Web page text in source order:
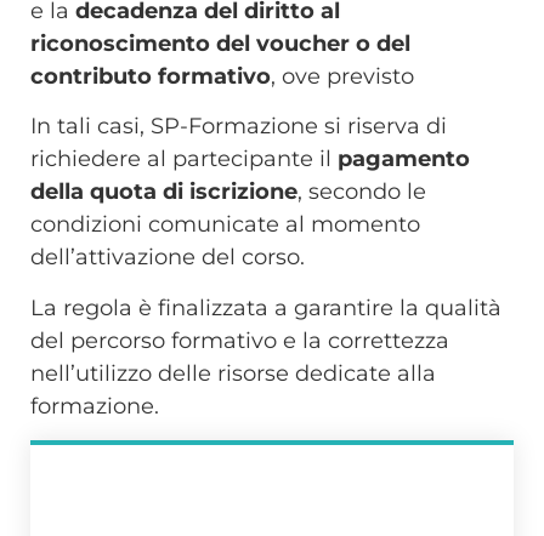
e la decadenza del diritto al
riconoscimento del voucher o del
contributo formativo, ove previsto
In tali casi, SP-Formazione si riserva di
richiedere al partecipante il pagamento
della quota di iscrizione, secondo le
condizioni comunicate al momento
dell’attivazione del corso.
La regola è finalizzata a garantire la qualità
del percorso formativo e la correttezza
nell’utilizzo delle risorse dedicate alla
formazione.